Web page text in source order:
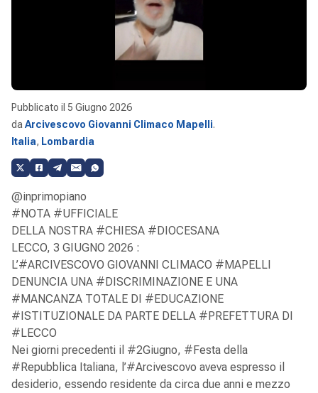
Pubblicato il 5 Giugno 2026
da Arcivescovo Giovanni Climaco Mapelli.
Italia, Lombardia
@inprimopiano
#NOTA #UFFICIALE
DELLA NOSTRA #CHIESA #DIOCESANA
LECCO, 3 GIUGNO 2026 :
L’#ARCIVESCOVO GIOVANNI CLIMACO #MAPELLI
DENUNCIA UNA #DISCRIMINAZIONE E UNA
#MANCANZA TOTALE DI #EDUCAZIONE
#ISTITUZIONALE DA PARTE DELLA #PREFETTURA DI
#LECCO
Nei giorni precedenti il #2Giugno, #Festa della
#Repubblica Italiana, l’#Arcivescovo aveva espresso il
desiderio, essendo residente da circa due anni e mezzo